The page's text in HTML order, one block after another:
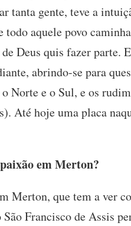
tanta gente, teve a
todo aquele povo
Deus quis fazer parte.
abrindo-se para
Norte e o Sul, e os
Até hoje uma placa
em Merton?
Merton, que tem a ver
Francisco de Assis